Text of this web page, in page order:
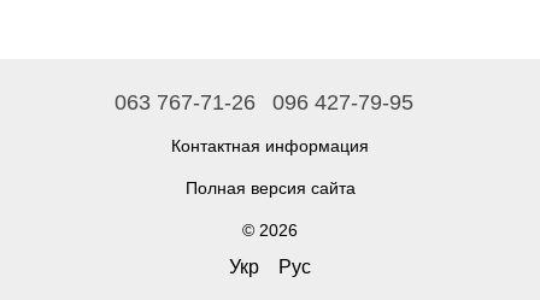
063 767-71-26 096 427-79-95
Контактная информация
Полная версия сайта
© 2026
Укр Рус